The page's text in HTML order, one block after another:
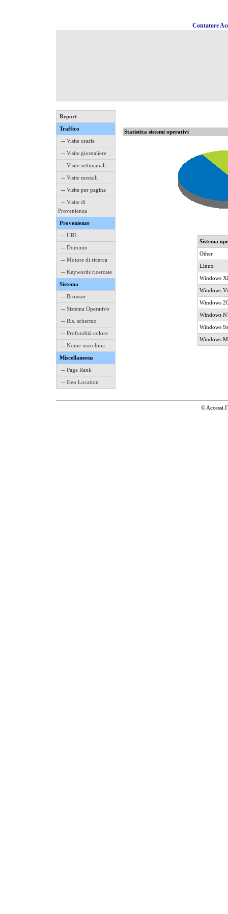
Contatore
Report
Traffico
-- Visite orarie
-- Visite giornaliere
-- Visite settimanali
-- Visite mensili
-- Visite per pagina
-- Visite di
Provenienza
Provenienze
-- URL
-- Dominio
-- Motore di ricerca
-- Keywords ricercate
Sistema
-- Browser
-- Sistema Operativo
-- Ris. schermo
-- Profondità colore
-- Nome macchina
Miscellaneous
-- Page Rank
-- Geo Location
Statistica sistemi operativi
Sistema
Other
Linux
Windows
Windows
Windows
Windows
Windows
Windows
©